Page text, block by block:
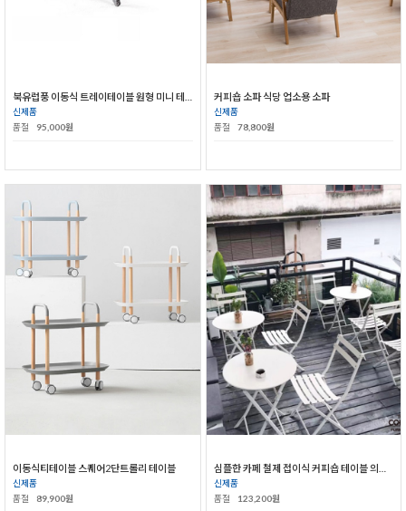
신제품
품절
95,000원
커피숍 소파 식당 업소용 소파
신제품
품절
78,800원
이동식티테이블 스퀘어2단트롤리 테이블
신제품
품절
89,900원
신제품
품절
123,200원